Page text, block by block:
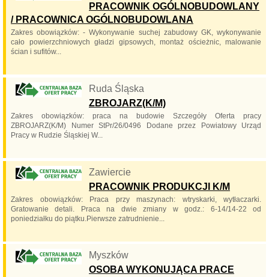
PRACOWNIK OGÓLNOBUDOWLANY
/ PRACOWNICA OGÓLNOBUDOWLANA
Zakres obowiązków: - Wykonywanie suchej zabudowy GK, wykonywanie
cało powierzchniowych gładzi gipsowych, montaż ościeżnic, malowanie
ścian i sufitów...
Ruda Śląska
ZBROJARZ(K/M)
Zakres obowiązków: praca na budowie Szczegóły Oferta pracy
ZBROJARZ(K/M) Numer StPr/26/0496 Dodane przez Powiatowy Urząd
Pracy w Rudzie Śląskiej W...
Zawiercie
PRACOWNIK PRODUKCJI K/M
Zakres obowiązków: Praca przy maszynach: wtryskarki, wytłaczarki.
Gratowanie detali. Praca na dwie zmiany w godz.: 6-14/14-22 od
poniedziałku do piątku.Pierwsze zatrudnienie...
Myszków
OSOBA WYKONUJĄCA PRACE